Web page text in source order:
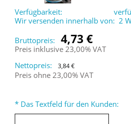
Verfügbarkeit:
Wir versenden innerhalb von: 2
Bruttopreis:
4,73 €
Preis inklusive 23,00% VAT
Nettopreis:
3,84 €
Preis ohne 23,00% VAT
* Das Textfeld für den Kunden: